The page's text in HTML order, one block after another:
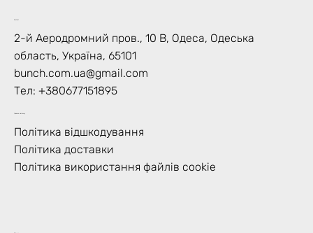
Контакт
2-й Аеродромний пров., 10 В, Одеса, Одеська
область, Україна, 65101
bunch.com.ua@gmail.com
Тел: +380677151895
Правила магазину
Політика відшкодування
Політика доставки
Політика використання файлів cookie